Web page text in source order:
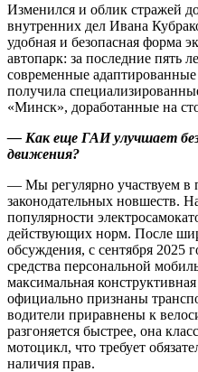
Изменился и облик стражей
внутренних дел Ивана
удобная и безопасная форма
автопарк: за последние пять
современные
получила
«Минск», доработанные на
— Как еще ГАИ улучшает
движения?
— Мы регулярно участвуем в
законодательных новшеств.
популярности
действующих норм. После
обсуждения, с сентября 2025
средства персональной
максимальная
официально признаны
водители приравнены к
разгоняется быстрее, она
мотоцикл, что требует
наличия прав.